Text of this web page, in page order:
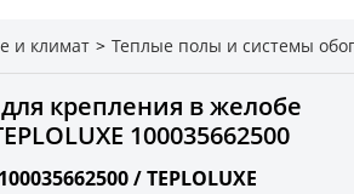
и климат > Теплые полы и системы
крепления в желобе
100035662500
100035662500 /TEPLOLUXE